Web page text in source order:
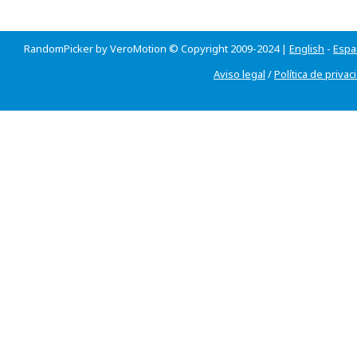
RandomPicker by VeroMotion © Copyright 2009-2024 | English -
Aviso legal /Política de